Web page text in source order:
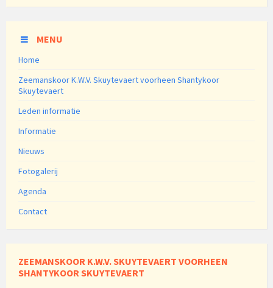
MENU
Home
Zeemanskoor K.W.V. Skuytevaert voorheen Shantykoor
Skuytevaert
Leden informatie
Informatie
Nieuws
Fotogalerij
Agenda
Contact
ZEEMANSKOOR K.W.V. SKUYTEVAERT VOORHEEN
SHANTYKOOR SKUYTEVAERT